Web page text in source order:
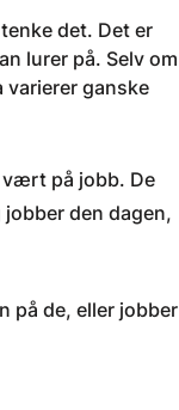
det. Det er
lurer på. Selv om
varierer ganske
vært på jobb. De
den dagen,
på de, eller jobber